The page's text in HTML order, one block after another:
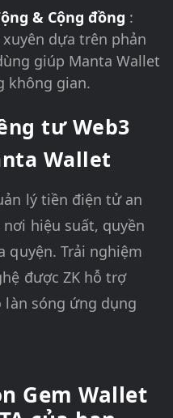
& Cộng đồng :
dựa trên phản
giúp Manta Wallet
không gian.
tư Web3
Wallet
lý tiền điện tử an
hiệu suất, quyền
quyện. Trải nghiệm
được ZK hỗ trợ
sóng ứng dụng
Gem Wallet